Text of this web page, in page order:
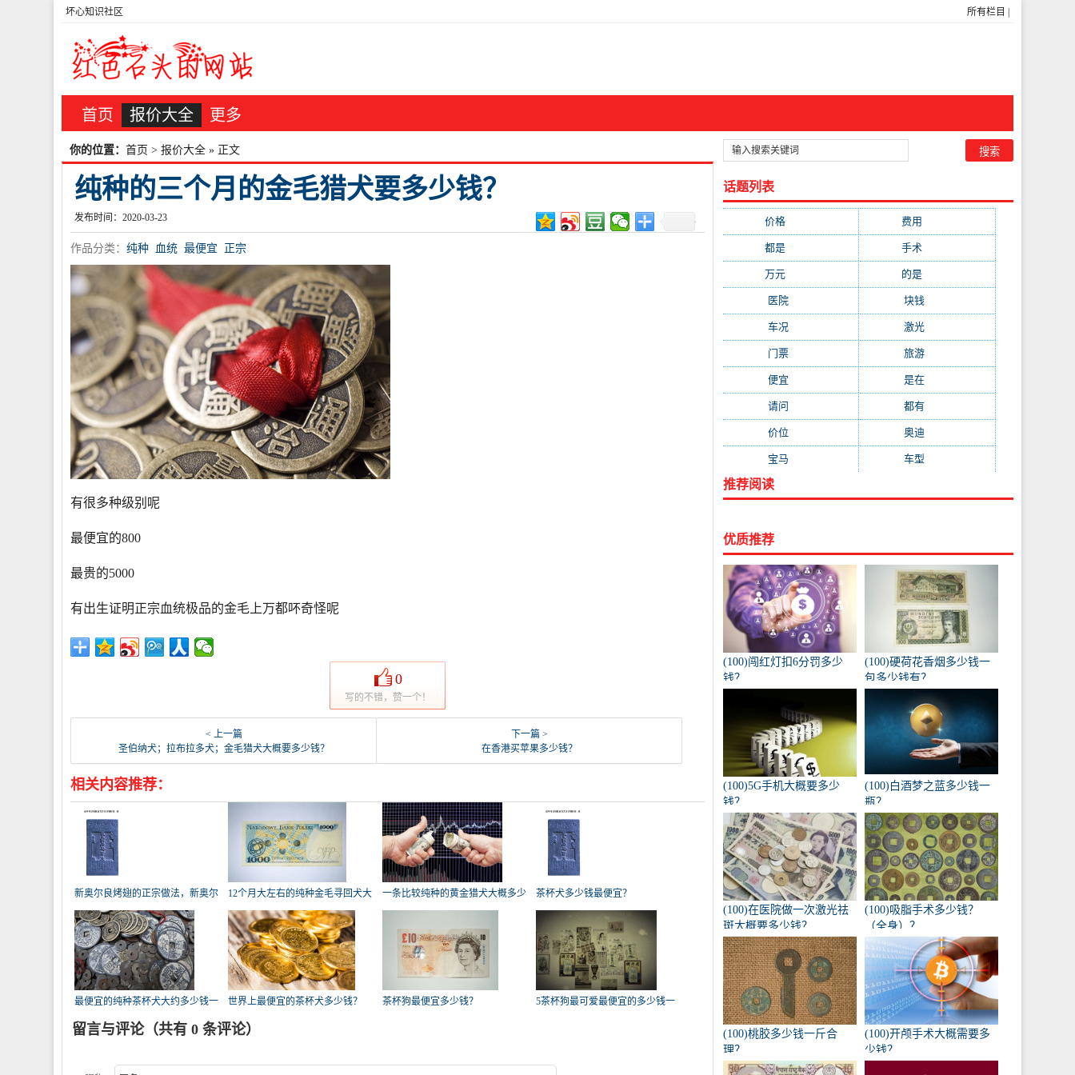
所有栏目
坏心知识社区
首页 报价大全 更多
你的位置： 首页 > 报价大全 » 正文
纯种的三个月的金毛猎犬要多少钱？
发布时间：2020-03-23
作品分类： 纯种 血统 最便宜 正宗
有很多种级别呢
最便宜的800
最贵的5000
有出生证明正宗血统极品的金毛上万都吥奇怪呢
0
写的不错，赞一个！
< 上一篇
圣伯纳犬；拉布拉多犬；金毛猎犬大概要多少钱？
下一篇 >
在香港买苹果多少钱？
相关内容推荐：
新奥尔良烤翅的正宗做法，新奥尔
良烤
12个月大左右的纯种金毛寻回犬大
概
一条比较纯种的黄金猎犬大概多少
茶杯犬多少钱最便宜？
最便宜的纯种茶杯犬大约多少钱一
只
世界上最便宜的茶杯犬多少钱？ 茶杯狗最便宜多少钱？
5茶杯狗最可爱最便宜的多少钱一
留言与评论（共有 0 条评论）
话题列表
价格 费用
都是 手术(1536)
万元 的是(1059)
医院(647) 块钱
车况(582) 激光
门票(564) 旅游
便宜 是在
请问 都有
价位 奥迪
宝马 车型
推荐阅读
优质推荐
(100)闯红灯扣6分罚多少
钱？
(100)硬荷花香烟多少钱一
包多少钱有？
(100)5G手机大概要多少
钱？
(100)白酒梦之蓝多少钱一
瓶？
(100)在医院做一次激光祛
斑大概要多少钱？
(100)吸脂手术多少钱？
（全身）？
(100)桃胶多少钱一斤合
理？
(100)开颅手术大概需要多
少钱？